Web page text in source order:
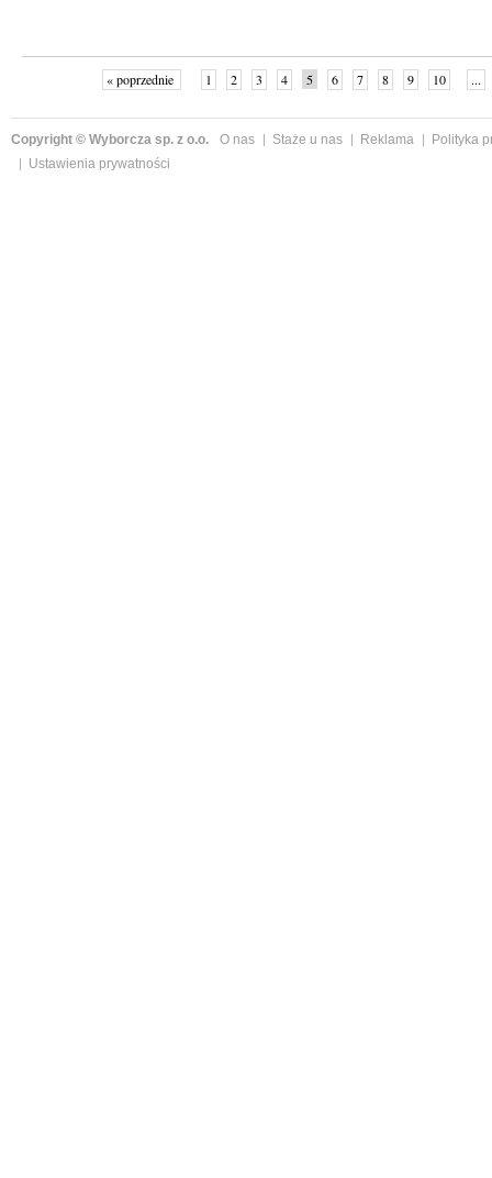
« poprzednie 1 2 3 4 5 6 7 8 9 10 ...
Copyright © Wyborcza sp. z o.o. O nas Staże u nas Reklama
Polityka
Ustawienia prywatności